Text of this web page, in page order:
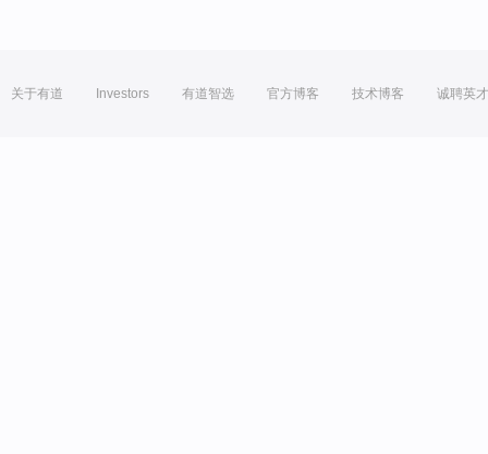
关于有道 Investors 有道智选 官方博客 技术博客 诚聘英才